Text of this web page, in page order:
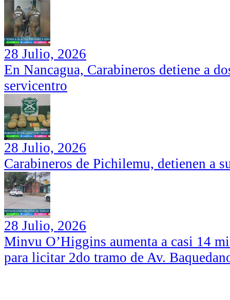
28 Julio, 2026
En Nancagua, Carabineros detiene a
servicentro
28 Julio, 2026
Carabineros de Pichilemu, detienen a
28 Julio, 2026
Minvu O’Higgins aumenta a casi 14
para licitar 2do tramo de Av.